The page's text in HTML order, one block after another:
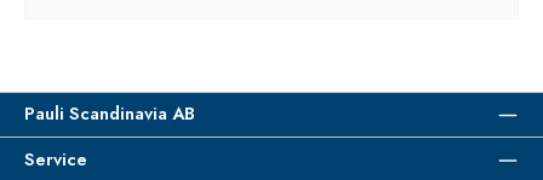
Pauli Scandinavia AB
Service